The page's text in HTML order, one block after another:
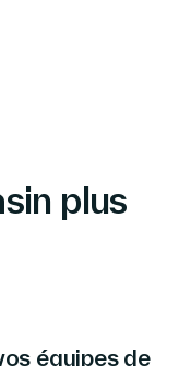
plus
équipes de